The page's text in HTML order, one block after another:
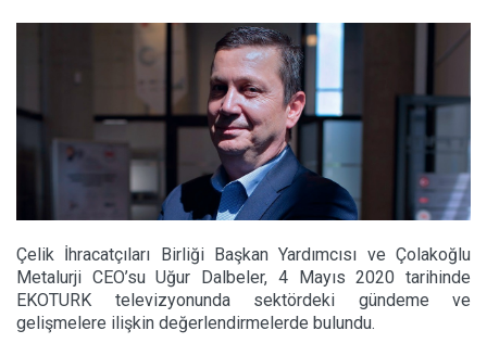
Çelik İhracatçıları Birliği Başkan Yardımcısı ve Çolakoğlu
Metalurji CEO’su Uğur Dalbeler, 4 Mayıs 2020 tarihinde
EKOTURK televizyonunda sektördeki gündeme ve
gelişmelere ilişkin değerlendirmelerde bulundu.